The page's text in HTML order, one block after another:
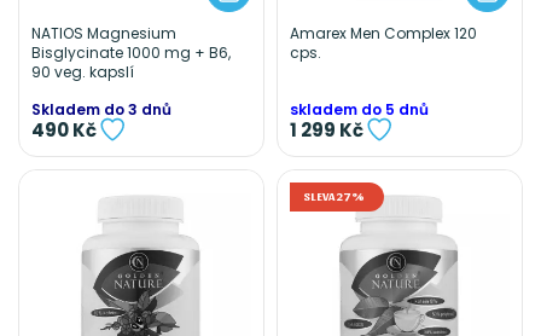
NATIOS Magnesium
Bisglycinate 1000 mg + B6,
90 veg. kapslí
Skladem do 3 dnů
490 Kč
Amarex Men Complex 120
cps.
skladem do 5 dnů
1 299 Kč
SLEVA 27%